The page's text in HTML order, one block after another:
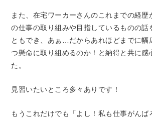
また、在宅ワーカーさんのこれまでの経歴
の仕事の取り組みや目指しているものの話
ともでき、あぁ…だからあれほどまでに幅
つ懸命に取り組めるのか！と納得と共に感
た。
見習いたいところ多々ありです！
もうこれだけでも「よし！私も仕事がんば